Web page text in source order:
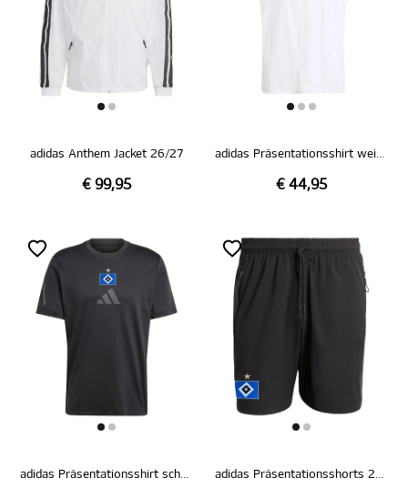
adidas Anthem Jacket 26/27
€ 99,95
adidas Präsentationsshirt weiß 26/27
€ 44,95
adidas Präsentationsshirt schwarz 26/27 adidas Präsentationsshorts 26/27